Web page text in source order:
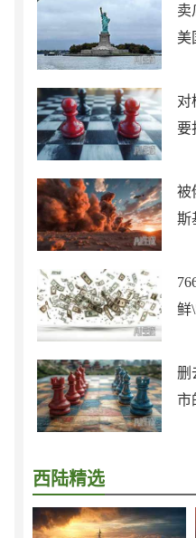
卖
美
对
要
被
斯
鲜
删
市
西陆精选